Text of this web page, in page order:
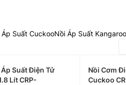
Áp Suất CuckooNồi Áp Suất Kangaroo
Suất Điện Tử
Lít CRP-
Nồi Cơm
Cuckoo